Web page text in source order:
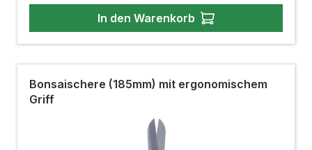
bestehen aus rostfreiem Edelstahl und gewährleisten
eine zuverlässige Schnittleistung sowie eine lange
Lebensdauer. Der pflegeleichte Kunststoffgriff liegt
angenehm in der Hand und sorgt auch bei längeren
Funktionalität, Qualität und ein hervorragendes Preis-
Leistungs-Verhältnis. Länge: 155mmLänge
Schneidfläche: 35mmGewicht: 53gMaterial: Edelstahl,
rostfrei mit KunststoffgriffHergestellt in China
In den Warenkorb
Bonsaischere (185mm) mit ergonomischem
Griff